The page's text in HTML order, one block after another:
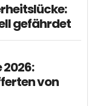
gefährdet
von